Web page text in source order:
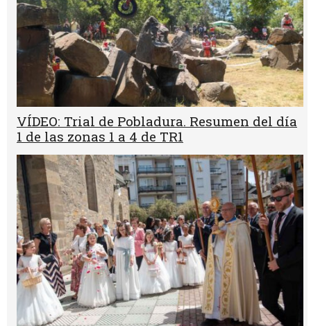
VÍDEO: Trial de Pobladura. Resumen del día
1 de las zonas 1 a 4 de TR1